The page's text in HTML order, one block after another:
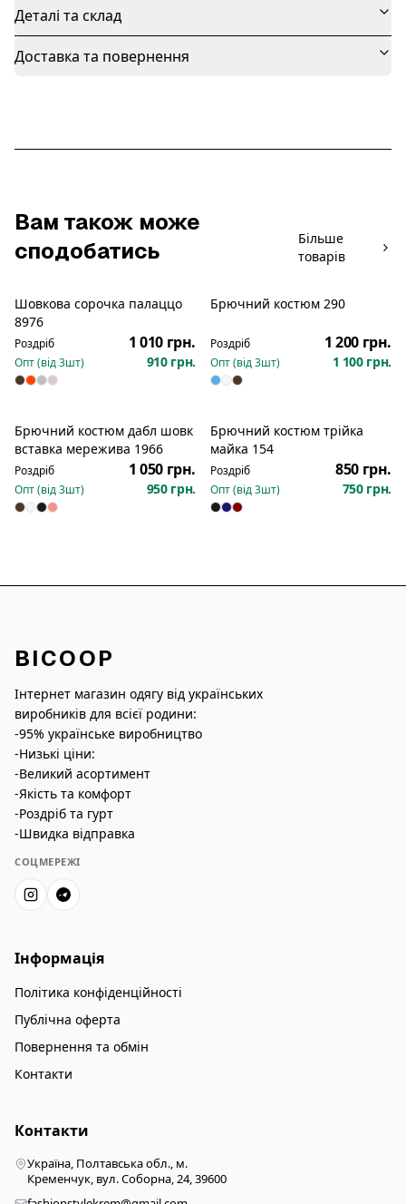
Деталі та склад
Доставка та повернення
Вам також може
сподобатись
Більше
товарів
Новинка
Шовкова сорочка палаццо
8976
Роздріб 1 010 грн.
Опт (від3шт) 910 грн.
Брючний костюм 290
Роздріб 1 200 грн.
Опт (від3шт) 1 100 грн.
Брючний костюм дабл шовк
вставка мережива 1966
Роздріб 1 050 грн.
Опт (від3шт) 950 грн.
Новинка
Брючний костюм трійка
майка 154
Роздріб 850 грн.
Опт (від3шт) 750 грн.
BICOOP
Інтернет магазин одягу від українських
виробників для всієї родини:
-95% українське виробництво
-Низькі ціни:
-Великий асортимент
-Якість та комфорт
-Роздріб та гурт
-Швидка відправка
СОЦМЕРЕЖІ
Інформація
Політика конфіденційності
Публічна оферта
Повернення та обмін
Контакти
Контакти
Україна, Полтавська обл., м.
Кременчук, вул. Соборна, 24, 39600